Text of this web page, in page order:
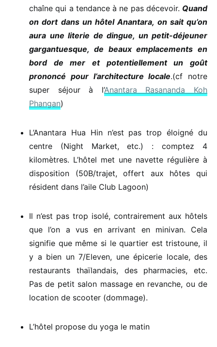
chaîne qui a tendance à ne pas décevoir. Quand
on dort dans un hôtel Anantara, on sait qu’on
aura une literie de dingue, un petit-déjeuner
gargantuesque, de beaux emplacements en
bord de mer et potentiellement un goût
prononcé pour l’architecture locale.(cf notre
super séjour à l’Anantara Rasananda Koh
Phangan)
L’Anantara Hua Hin n’est pas trop éloigné du
centre (Night Market, etc.) : comptez 4
kilomètres. L’hôtel met une navette régulière à
disposition (50B/trajet, offert aux hôtes qui
résident dans l’aile Club Lagoon)
Il n’est pas trop isolé, contrairement aux hôtels
que l’on a vus en arrivant en minivan. Cela
signifie que même si le quartier est tristoune, il
y a bien un 7/Eleven, une épicerie locale, des
restaurants thaïlandais, des pharmacies, etc.
Pas de petit salon massage en revanche, ou de
location de scooter (dommage).
L’hôtel propose du yoga le matin